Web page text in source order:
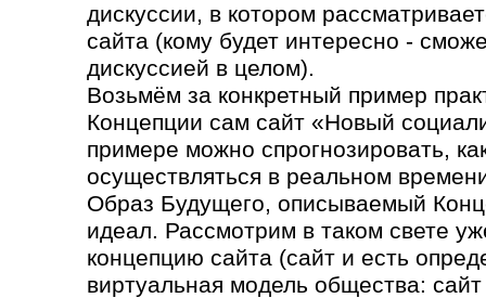
дискуссии, в котором
сайта (кому будет интересно -
дискуссией в целом).
Возьмём за конкретный пример
Концепции сам сайт «Новый
примере можно спрогнозировать,
осуществляться в реальном
Образ Будущего, описываемый
идеал. Рассмотрим в таком свете
концепцию сайта (сайт и есть
виртуальная модель общества: